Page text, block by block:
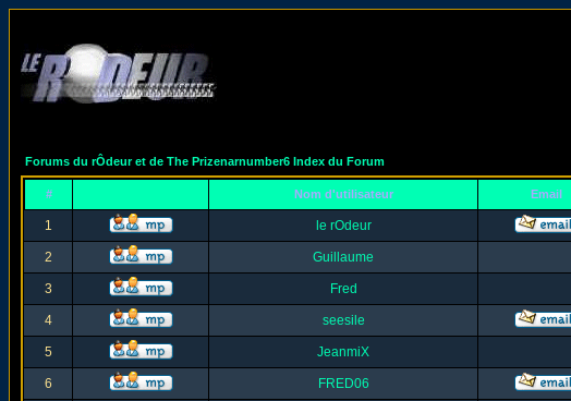
Forums du rÔdeur et de The Prizenarnumber6 Index du Forum
# Nom d'utilisateur Email
1 le rOdeur
2 Guillaume
3 Fred
4 seesile
5 JeanmiX
6 FRED06